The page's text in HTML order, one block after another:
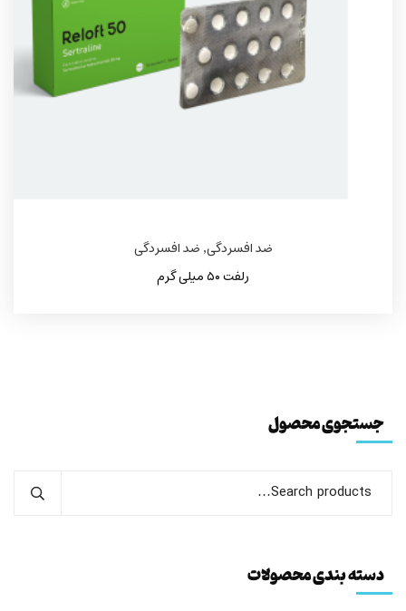
ضد افسردگی, ضد افسردگی
رلفت ۵۰ میلی گرم
جستجوی محصول
دسته بندی محصولات